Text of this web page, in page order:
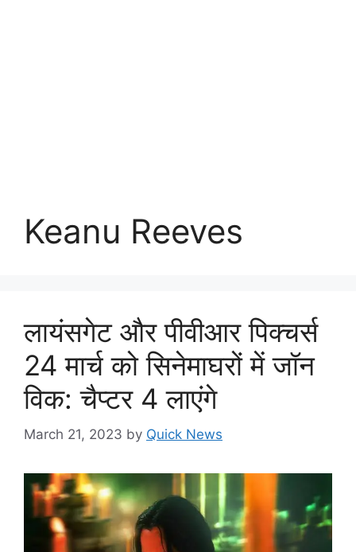
Keanu Reeves
लायंसगेट और पीवीआर पिक्चर्स
24 मार्च को सिनेमाघरों में जॉन
विक: चैप्टर 4 लाएंगे
March 21, 2023 by Quick News